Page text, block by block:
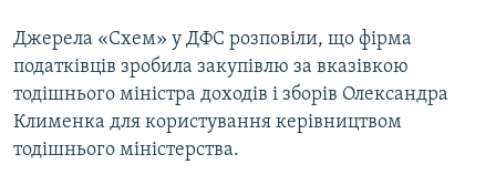
Джерела «Схем» у ДФС розповіли, що фірма
податківців зробила закупівлю за вказівкою
тодішнього міністра доходів і зборів Олександра
Клименка для користування керівництвом
тодішнього міністерства.